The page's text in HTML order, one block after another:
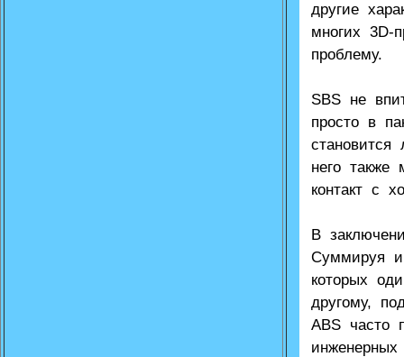
другие
многих 3D-
проблему.
SBS не
просто в
него также
контакт с
В
Суммируя
которых
другому,
ABS часто